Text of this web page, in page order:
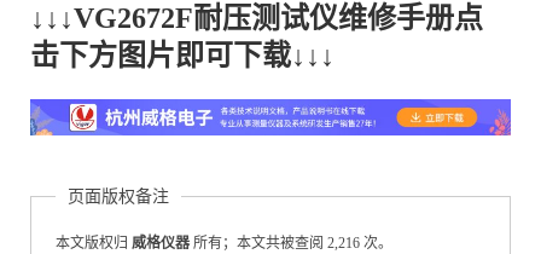
↓↓↓VG2672F耐压测试仪维修手册点
击下方图片即可下载↓↓↓
页面版权备注
本文版权归 威格仪器 所有；本文共被查阅 2,216 次。